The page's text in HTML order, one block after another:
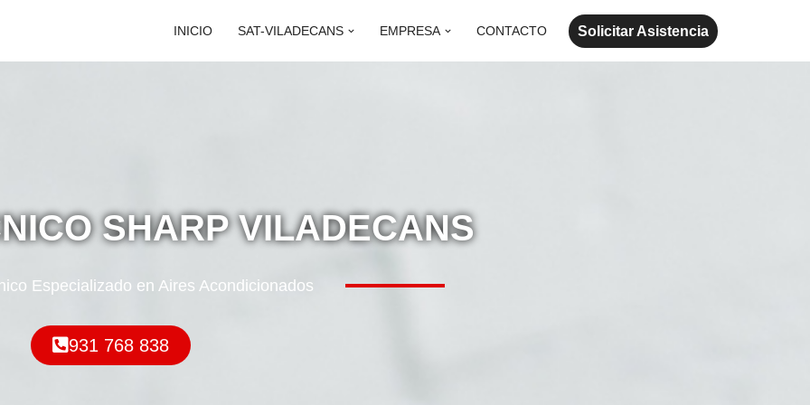
INICIO SAT-VILADECANS EMPRESA CONTACTO Solicitar Asistencia
SHARP VILADECANS
Especializado en Aires Acondicionados
931 768 838